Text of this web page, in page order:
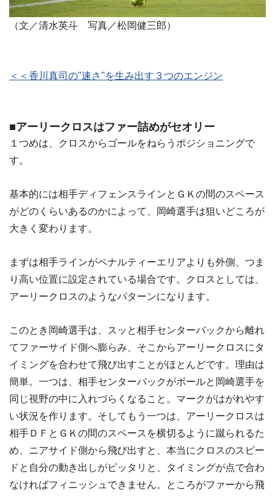
（文／清水英斗 写真／松岡健三郎）
＜＜香川真司の"速さ"を生み出す３つのエンジン
■アーリークロスはファー詰めがセオリー
１つめは、クロスからゴールをねらうポジショニングで
す。
基本的には相手ディフェンスラインとＧＫの間のスペース
がどのくらいあるのかによって、岡崎選手は狙いどころが
大きく変わります。
まずは相手ラインがペナルティーエリアよりも外側、つま
り高い位置に設定されている場合です。クロスとしては、
アーリークロスのようなパターンになります。
このとき岡崎選手は、スッと相手センターバックから離れ
てファーサイド側へ膨らみ、そこからアーリークロスにタ
イミングを合わせて飛び出すことがほとんどです。理由は
簡単。一つは、相手センターバックがボールと岡崎選手を
同じ視野の中に入れづらくなること。マークがはがれやす
い状況を作ります。そしてもう一つは、アーリークロスは
相手ＤＦとＧＫの間のスペースを横切るように蹴られるた
め、ニアサイド側から飛び出すと、本当にクロスのスピー
ドと自分の動き出しがピッタリと、タイミングが点で合わ
なければフィニッシュできません。ところがファーから飛